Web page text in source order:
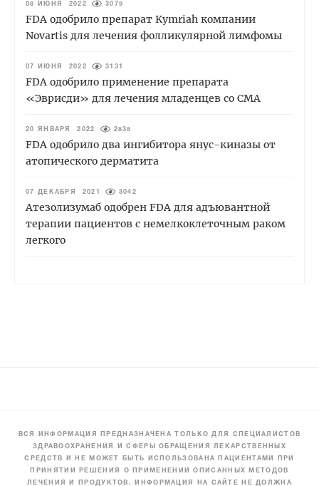
08 ИЮНЯ 2022 3079
FDA одобрило препарат Kymriah компании
Novartis для лечения фолликулярной лимфомы
07 ИЮНЯ 2022 3131
FDA одобрило применение препарата
«Эврисди» для лечения младенцев со СМА
20 ЯНВАРЯ 2022 2838
FDA одобрило два ингибитора янус-киназы от
атопического дерматита
07 ДЕКАБРЯ 2021 3042
Атезолизумаб одобрен FDA для адъювантной
терапии пациентов с немелкоклеточным раком
легкого
ВСЯ ИНФОРМАЦИЯ ПРЕДНАЗНАЧЕНА ТОЛЬКО ДЛЯ СПЕЦИАЛИСТОВ
ЗДРАВООХРАНЕНИЯ И СФЕРЫ ОБРАЩЕНИЯ ЛЕКАРСТВЕННЫХ
СРЕДСТВ И НЕ МОЖЕТ БЫТЬ ИСПОЛЬЗОВАНА ПАЦИЕНТАМИ ПРИ
ПРИНЯТИИ РЕШЕНИЯ О ПРИМЕНЕНИИ ОПИСАННЫХ МЕТОДОВ
ЛЕЧЕНИЯ И ПРОДУКТОВ. ИНФОРМАЦИЯ НА САЙТЕ НЕ ДОЛЖНА